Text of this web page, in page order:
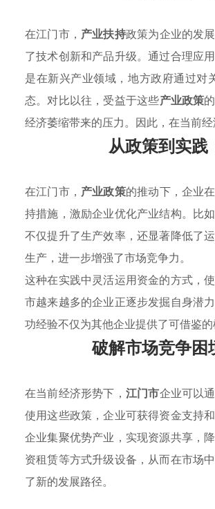
在江门市， 产业扶持政策为企业的发
了技术创新和产品升级。通过合理应
是在新兴产业领域，地方政府通过
态。对比以往，受益于这些产业政策
经济萎缩带来的压力。因此，在当前
从政策到实践
在江门市， 产业政策的推动下，企业
持措施，激励企业优化产业结构。比
不仅提升了生产效率，还显著降低了
生产，进一步增强了市场竞争力。
这种在实践中灵活运用资金的方式，
市越来越多的企业正逐步发掘自身潜
功经验不仅为其他企业提供了可借鉴
破解市场竞争困
在当前经济形势下， 江门市企业可以
使用这些政策，企业可获得资金支持
企业集聚优势产业，实现资源共享，
资租赁等方式升级设备，从而在市场
了新的发展路径。